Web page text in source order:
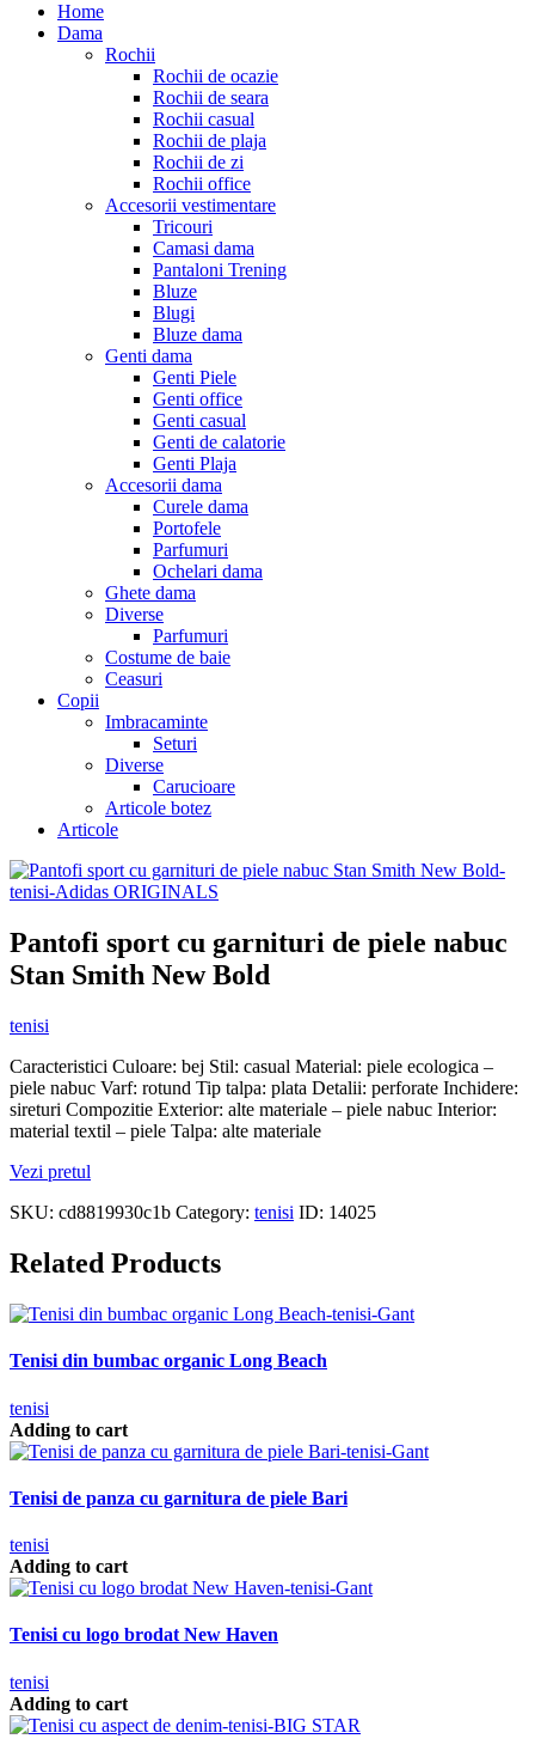
Home
Dama
Rochii
Rochii de ocazie
Rochii de seara
Rochii casual
Rochii de plaja
Rochii de zi
Rochii office
Accesorii vestimentare
Tricouri
Camasi dama
Pantaloni Trening
Bluze
Blugi
Bluze dama
Genti dama
Genti Piele
Genti office
Genti casual
Genti de calatorie
Genti Plaja
Accesorii dama
Curele dama
Portofele
Parfumuri
Ochelari dama
Ghete dama
Diverse
Parfumuri
Costume de baie
Ceasuri
Copii
Imbracaminte
Seturi
Diverse
Carucioare
Articole botez
Articole
Pantofi sport cu garnituri de piele nabuc
Stan Smith New Bold
tenisi
Caracteristici Culoare: bej Stil: casual Material: piele ecologica –
piele nabuc Varf: rotund Tip talpa: plata Detalii: perforate Inchidere:
sireturi Compozitie Exterior: alte materiale – piele nabuc Interior:
material textil – piele Talpa: alte materiale
Vezi pretul
SKU: cd8819930c1b Category: tenisi ID: 14025
Related Products
Tenisi din bumbac organic Long Beach
tenisi
Adding to cart
Tenisi de panza cu garnitura de piele Bari
tenisi
Adding to cart
Tenisi cu logo brodat New Haven
tenisi
Adding to cart